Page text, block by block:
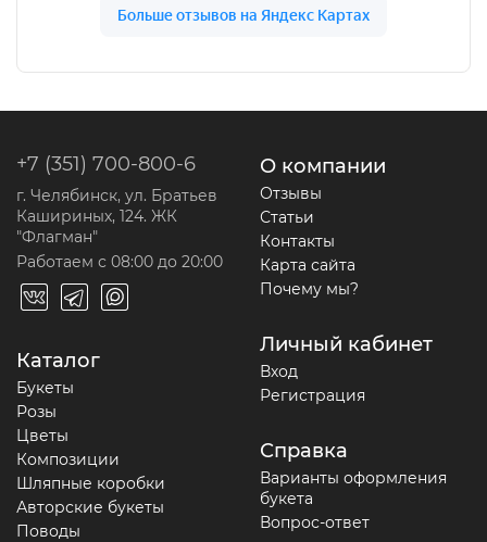
+7 (351) 700-800-6
г. Челябинск, ул. Братьев
Кашириных, 124. ЖК
"Флагман"
Работаем с 08:00 до 20:00
Каталог
Букеты
Розы
Цветы
Композиции
Шляпные коробки
Авторские букеты
Поводы
О компании
Отзывы
Статьи
Контакты
Карта сайта
Почему мы?
Личный кабинет
Вход
Регистрация
Справка
Варианты оформления
букета
Вопрос-ответ